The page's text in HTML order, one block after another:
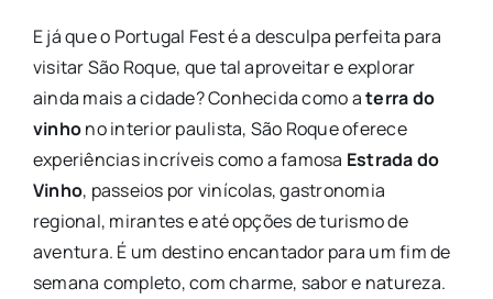
E já que o Portugal Fest é a desculpa perfeita para
visitar São Roque, que tal aproveitar e explorar
ainda mais a cidade? Conhecida como aterra do
vinhono interior paulista, São Roque oferece
experiências incríveis como a famosa Estrada do
Vinho, passeios por vinícolas, gastronomia
regional, mirantes e até opções de turismo de
aventura. É um destino encantador para um fim de
semana completo, com charme, sabor e natureza.